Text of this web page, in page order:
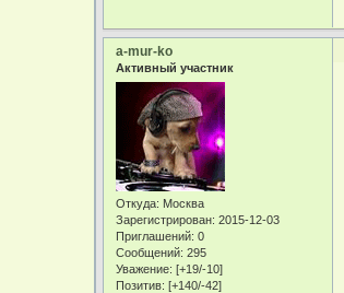
a-mur-ko
Активный участник
Откуда: Москва
Зарегистрирован: 2015-12-03
Приглашений: 0
Сообщений: 295
Уважение: [+19/-10]
Позитив: [+140/-42]